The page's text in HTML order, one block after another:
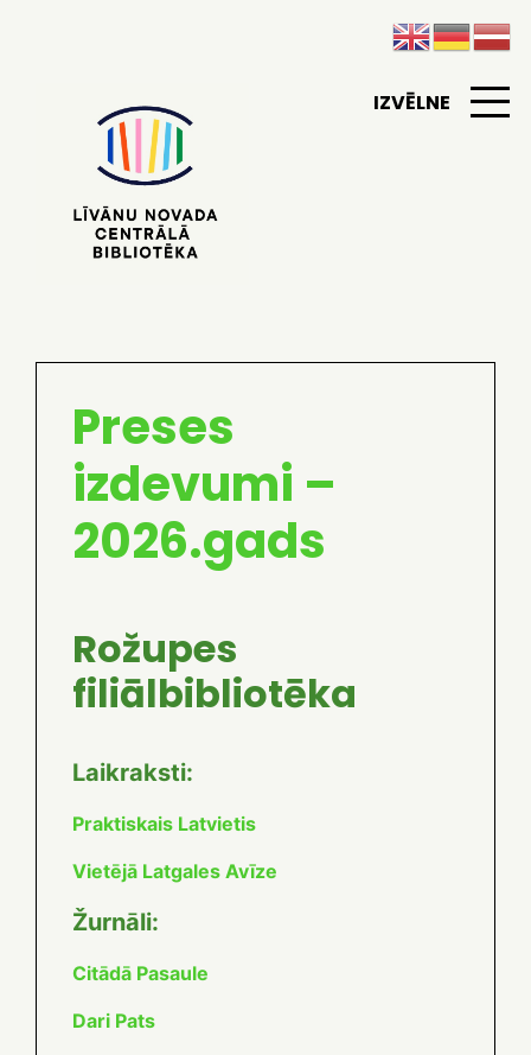
IZVĒLNE
Preses
izdevumi –
2026.gads
Rožupes
filiālbibliotēka
Laikraksti:
Praktiskais Latvietis
Vietējā Latgales Avīze
Žurnāli:
Citādā Pasaule
Dari Pats